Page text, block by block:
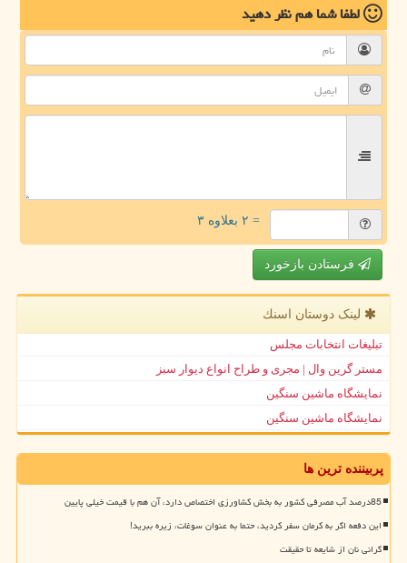
لطفا شما همنظر دهید
= ۲ بعلاوه ۳
فرستادن بازخورد
لینک دوستان اسنك
تبلیغات انتخابات مجلس
مستر گرین وال | مجری و طراح انواع دیوار سبز
نمایشگاه ماشین سنگین
نمایشگاه ماشین سنگین
پربیننده ترین ها
85درصد آب مصرفی کشور به بخش کشاورزی اختصاص دارد، آن هم با قیمت خیلی پایین
این دفعه اگر به کرمان سفر کردید، حتما به عنوان سوغات، زیره ببرید!
گرانی نان از شایعه تا حقیقت